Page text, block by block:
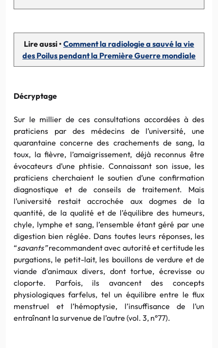
Lire aussi • Comment la radiologie a sauvé la vie
des Poilus pendant la Première Guerre mondiale
Décryptage
Sur le millier de ces consultations accordées à des
praticiens par des médecins de l’université, une
quarantaine concerne des crachements de sang, la
toux, la fièvre, l’amaigrissement, déjà reconnus être
évocateurs d’une phtisie. Connaissant son issue, les
praticiens cherchaient le soutien d’une confirmation
diagnostique et de conseils de traitement. Mais
l’université restait accrochée aux dogmes de la
quantité, de la qualité et de l’équilibre des humeurs,
chyle, lymphe et sang, l’ensemble étant géré par une
digestion bien réglée. Dans toutes leurs réponses, les
“savants”recommandent avec autorité et certitude les
purgations, le petit-lait, les bouillons de verdure et de
viande d’animaux divers, dont tortue, écrevisse ou
cloporte. Parfois, ils avancent des concepts
physiologiques farfelus, tel un équilibre entre le flux
menstruel et l’hémoptysie, l’insuffisance de l’un
entraînant la survenue de l’autre (vol. 3, n°77).